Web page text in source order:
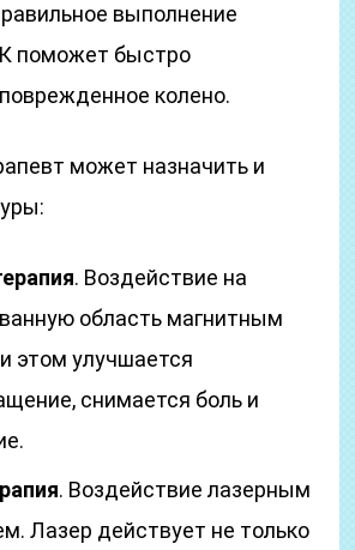
выполнение
поможет быстро
колено.
может назначить и
. Воздействие на
область магнитным
этом улучшается
снимается боль и
. Воздействие лазерным
Лазер действует не только